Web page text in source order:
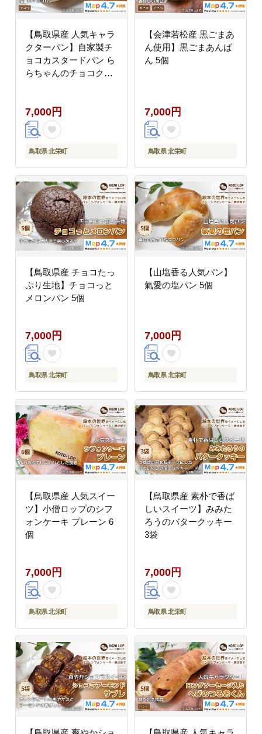
【鳥取県産 人気キャラ
クターパン】自家製チ
ョコカスタードパン ら
らちゃんのチョコクリ
7,000円
鳥取県 北栄町
【会津若松産 黒ごまあ
ん使用】黒ごまあんぱ
ん 5個
7,000円
鳥取県 北栄町
【鳥取県産 チョコたっ
ぷり生地】チョコっと
メロンパン 5個
7,000円
鳥取県 北栄町
【山塩香る人気パン】
氣愛の塩パン 5個
7,000円
鳥取県 北栄町
【鳥取県産 人気スイー
ツ】小僧ロップのシフ
ォンケーキ プレーン 6
個
7,000円
鳥取県 北栄町
【鳥取県産 素朴で香ば
しいスイーツ】みみた
ろうのバタークッキー
3袋
7,000円
鳥取県 北栄町